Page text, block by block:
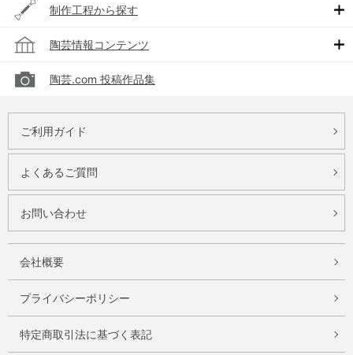
制作工程から探す
陶芸情報コンテンツ
陶芸.com 投稿作品集
ご利用ガイド
よくあるご質問
お問い合わせ
会社概要
プライバシーポリシー
特定商取引法に基づく表記